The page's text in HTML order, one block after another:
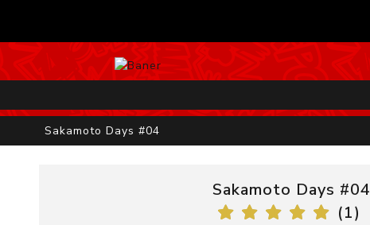
Sakamoto Days #04
Sakamoto Days #04
(1)